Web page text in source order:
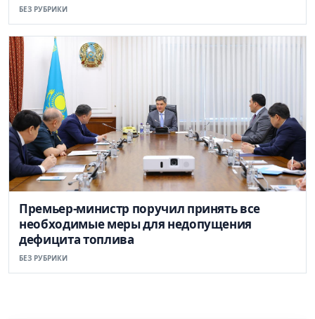
БЕЗ РУБРИКИ
Премьер-министр поручил принять все
необходимые меры для недопущения
дефицита топлива
БЕЗ РУБРИКИ